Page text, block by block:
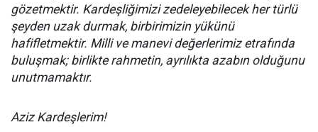
gözetmektir. Kardeşliğimizi zedeleyebilecek her türlü
şeyden uzak durmak, birbirimizin yükünü
hafifletmektir. Milli ve manevi değerlerimiz etrafında
buluşmak; birlikte rahmetin, ayrılıkta azabın olduğunu
unutmamaktır.
Aziz Kardeşlerim!